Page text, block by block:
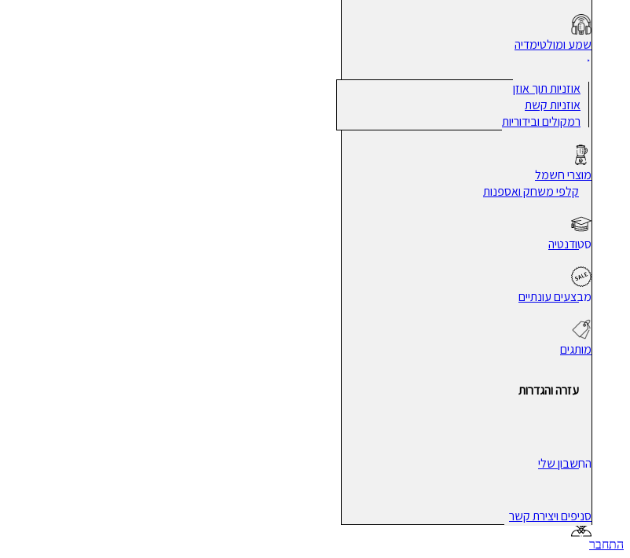
שמע ומולטימדיה
אוזניות תוך אוזן
אוזניות קשת
רמקולים ובידוריות
מוצרי חשמל
קלפי משחק ואספנות
סטודנטיה
מבצעים עונתיים
מותגים
עזרה והגדרות
החשבון שלי
סניפים ויצירת קשר
התחבר